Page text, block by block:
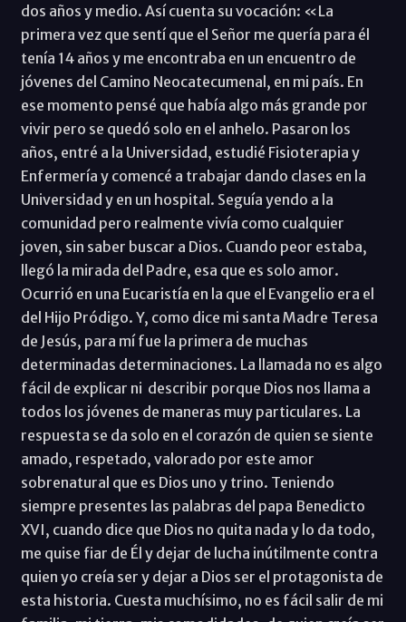
dos años y medio. Así cuenta su vocación: «La
primera vez que sentí que el Señor me quería para él
tenía 14 años y me encontraba en un encuentro de
jóvenes del Camino Neocatecumenal, en mi país. En
ese momento pensé que había algo más grande por
vivir pero se quedó solo en el anhelo. Pasaron los
años, entré a la Universidad, estudié Fisioterapia y
Enfermería y comencé a trabajar dando clases en la
Universidad y en un hospital. Seguía yendo a la
comunidad pero realmente vivía como cualquier
joven, sin saber buscar a Dios. Cuando peor estaba,
llegó la mirada del Padre, esa que es solo amor.
Ocurrió en una Eucaristía en la que el Evangelio era el
del Hijo Pródigo. Y, como dice mi santa Madre Teresa
de Jesús, para mí fue la primera de muchas
determinadas determinaciones. La llamada no es algo
fácil de explicar ni describir porque Dios nos llama a
todos los jóvenes de maneras muy particulares. La
respuesta se da solo en el corazón de quien se siente
amado, respetado, valorado por este amor
sobrenatural que es Dios uno y trino. Teniendo
siempre presentes las palabras del papa Benedicto
XVI, cuando dice que Dios no quita nada y lo da todo,
me quise fiar de Él y dejar de lucha inútilmente contra
quien yo creía ser y dejar a Dios ser el protagonista de
esta historia. Cuesta muchísimo, no es fácil salir de mi